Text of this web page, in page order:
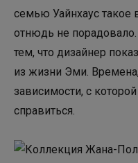
семью Уайнхаус такое
отнюдь не
тем, что дизайнер
из жизни Эми.
зависимости, с
справиться.